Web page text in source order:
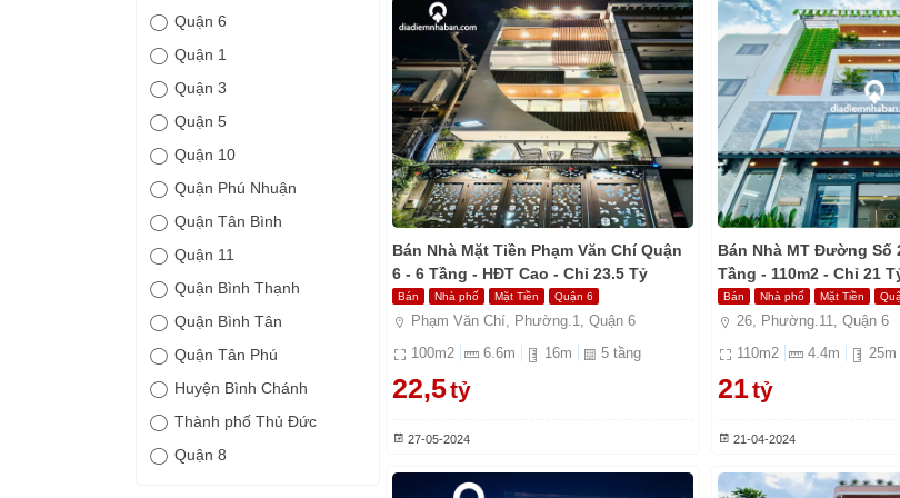
Quận 6
Quận 1
Quận 3
Quận 5
Quận 10
Quận Phú Nhuận
Quận Tân Bình
Quận 11
Quận Bình Thạnh
Quận Bình Tân
Quận Tân Phú
Huyện Bình Chánh
Thành phố Thủ Đức
Quận 8
Bán Nhà Mặt Tiền Phạm Văn Chí Quận
6 - 6 Tầng - HĐT Cao - Chỉ 23.5 Tỷ
Bán Nhà phố Mặt Tiền Quận 6
Phạm Văn Chí, Phường.1, Quận 6
100m2 6.6m 16m 5 tầng
22,5tỷ
27-05-2024
Bán Nhà MT Đường Số
Tầng - 110m2 - Chỉ 21
Bán Nhà phố Mặt Tiền
26, Phường.11, Quận 6
110m2 4.4m 25m
21tỷ
21-04-2024